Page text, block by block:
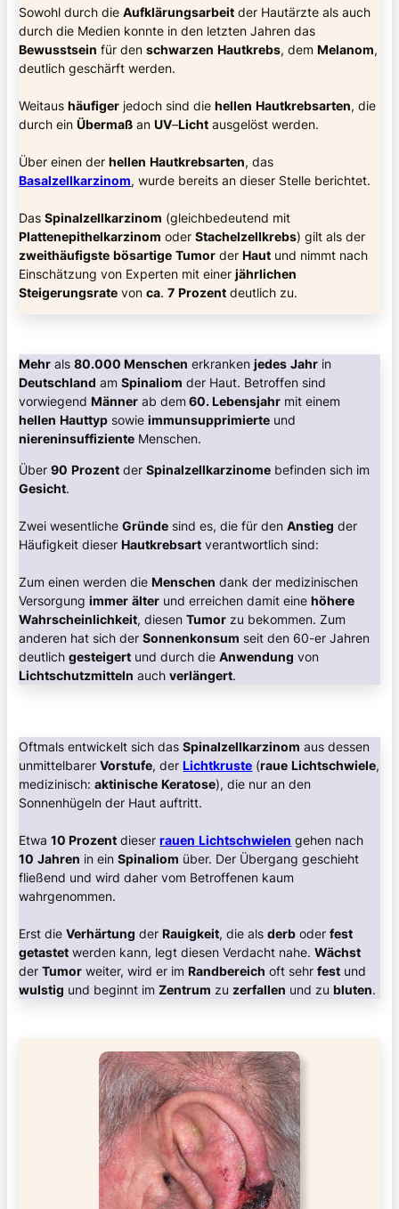
Sowohl durch dieAufklärungsarbeit der Hautärzte als auch
durch die Medien konnte in den letzten Jahren das
Bewusstsein für denschwarzen Hautkrebs, demMelanom,
deutlich geschärft werden.
Weitaushäufiger jedoch sind diehellen Hautkrebsarten, die
durch einÜbermaß anUV–Licht ausgelöst werden.
Über einen derhellen Hautkrebsarten, das
Basalzellkarzinom, wurde bereits an dieser Stelle berichtet.
DasSpinalzellkarzinom (gleichbedeutend mit
Plattenepithelkarzinom oderStachelzellkrebs) gilt als der
zweithäufigste bösartige Tumor derHaut und nimmt nach
Einschätzung von Experten mit einerjährlichen
Steigerungsrate vonca.7 Prozent deutlich zu.
Mehr als80.000 Menschen erkrankenjedes Jahr in
Deutschland amSpinaliom der Haut. Betroffen sind
vorwiegendMänner ab dem 60. Lebensjahr mit einem
hellen Hauttyp sowieimmunsupprimierte und
niereninsuffiziente Menschen.
Über90 Prozent derSpinalzellkarzinome befinden sich im
Gesicht.
Zwei wesentlicheGründe sind es, die für denAnstieg der
Häufigkeit dieserHautkrebsart verantwortlich sind:
Zum einen werden dieMenschen dank der medizinischen
Versorgungimmer älter und erreichen damit einehöhere
Wahrscheinlichkeit, diesenTumor zu bekommen. Zum
anderen hat sich derSonnenkonsum seit den 60-er Jahren
deutlichgesteigert und durch dieAnwendung von
Lichtschutzmitteln auchverlängert.
Oftmals entwickelt sich dasSpinalzellkarzinom aus dessen
unmittelbarerVorstufe, derLichtkruste (raue Lichtschwiele,
medizinisch:aktinische Keratose), die nur an den
Sonnenhügeln der Haut auftritt.
Etwa10 Prozent dieserrauen Lichtschwielen gehen nach
10 Jahren in einSpinaliom über. Der Übergang geschieht
fließend und wird daher vom Betroffenen kaum
wahrgenommen.
Erst dieVerhärtung derRauigkeit, die alsderb oderfest
getastet werden kann, legt diesen Verdacht nahe.Wächst
derTumor weiter, wird er imRandbereich oft sehrfest und
wulstig und beginnt imZentrum zu zerfallen und zubluten.